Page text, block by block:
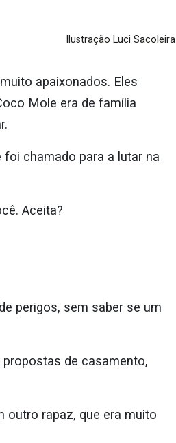
Ilustração Luci Sacoleira
apaixonados. Eles
Mole era de família
chamado para a lutar na
Aceita?
perigos, sem saber se um
de casamento,
outro rapaz, que era muito